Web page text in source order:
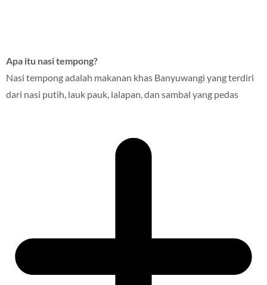
Apa itu nasi tempong?
Nasi tempong adalah makanan khas Banyuwangi yang terdiri
dari nasi putih, lauk pauk, lalapan, dan sambal yang pedas